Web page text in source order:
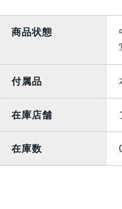
商品状態
付属品
在庫店舗
在庫数